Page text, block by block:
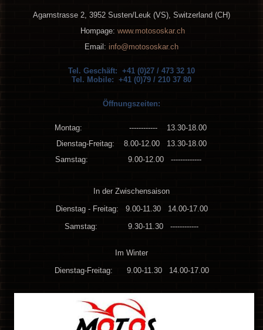
Agarnstrasse 2, 3952 Susten/Leuk (VS), Switzerland (CH)
Hompage: www.motososkar.ch
Email: info@motososkar.ch
Tel. Geschäft: +41 (0)27 / 473 32 10
Tel. Mobile: +41 (0)79 / 210 37 80
Öffnungszeiten:
Montag: ------------ 13.30-18.00
Dienstag-Freitag: 8.00-12.00 13.30-18.00
Samstag: 9.00-12.00 -------------
In der Zwischensaison
Dienstag - Freitag: 9.00-11.30 14.00-17.00
Samstag: 9.30-11.30 ------------
Im Winter
Dienstag-Freitag: 9.00-11.30 14.00-17.00